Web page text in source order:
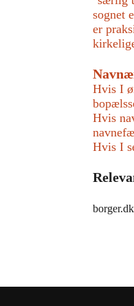
sognet
er
Hvis I
Hvis
Hvis I
borger.dk